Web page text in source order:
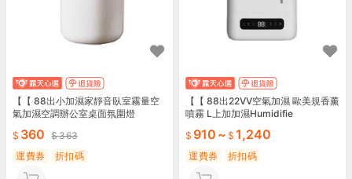
【【 88出小加濕家靜音臥室霧量空
氣加濕空調辦公室桌面氛圍燈
360
363
運費券
折扣碼
【【 88出22VV空氣加濕 歐美規香薰
噴霧 L上加加濕Humidifie
910 ~ 1,240
運費券 折扣碼